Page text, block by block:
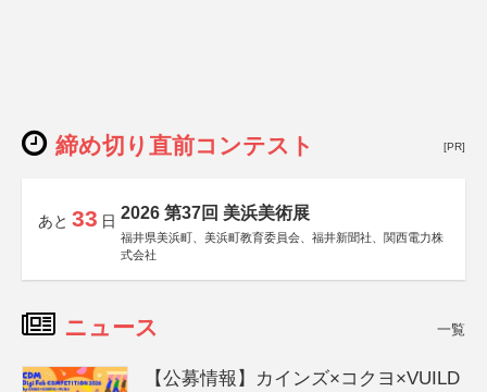
締め切り直前コンテスト [PR]
あと 33 日 2026 第37回 美浜美術展
福井県美浜町、美浜町教育委員会、福井新聞社、関西電力株
式会社
ニュース 一覧
【公募情報】カインズ×コクヨ×VUILD